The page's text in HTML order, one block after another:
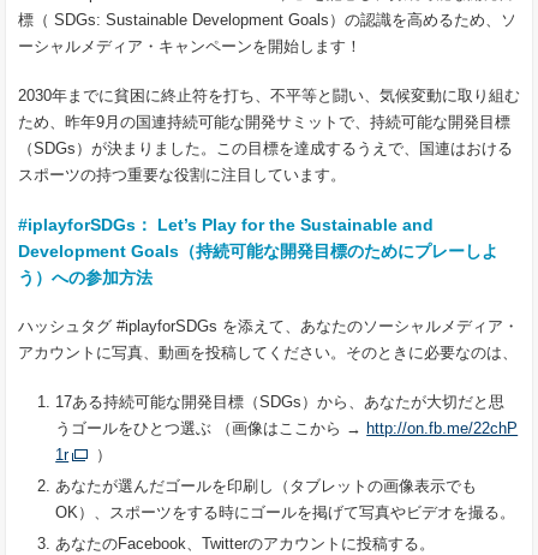
標（ SDGs: Sustainable Development Goals ）の認識を高めるため、ソ
ーシャルメディア・キャンペーンを開始します！
2030年までに貧困に終止符を打ち、不平等と闘い、気候変動に取り組む
ため、昨年9月の国連持続可能な開発サミットで、持続可能な開発目標
（SDGs ）が決まりました。この目標を達成するうえで、国連はおける
スポーツの持つ重要な役割に注目しています。
#iplayforSDGs ：
Let’s Play for the Sustainable and
Development Goals （持続可能な開発目標のためにプレーしよ
う）への参加方法
ハッシュタグ #iplayforSDGs を添えて、あなたのソーシャルメディア・
アカウントに写真、動画を投稿してください。そのときに必要なのは、
17ある持続可能な開発目標（SDGs ）から、あなたが大切だと思
うゴールをひとつ選ぶ （画像はここから → http://on.fb.me/22chP
1r
）
あなたが選んだゴールを印刷し（タブレットの画像表示でも
OK）、スポーツをする時にゴールを掲げて写真やビデオを撮る。
あなたのFacebook、Twitterのアカウントに投稿する。